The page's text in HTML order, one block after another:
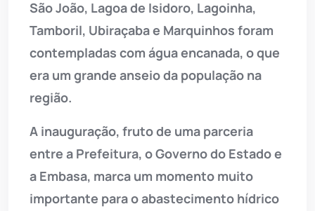
São João, Lagoa de Isidoro, Lagoinha,
Tamboril, Ubiraçaba e Marquinhos foram
contempladas com água encanada, o que
era um grande anseio da população na
região.
A inauguração, fruto de uma parceria
entre a Prefeitura, o Governo do Estado e
a Embasa, marca um momento muito
importante para o abastecimento hídrico